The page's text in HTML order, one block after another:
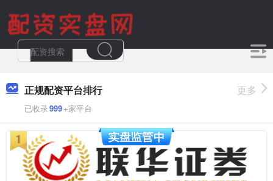
正规配资平台排行
已收录999+家平台
更多